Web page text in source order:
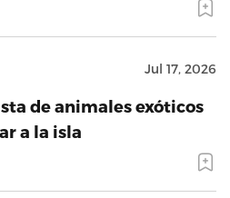
Jul 17, 2026
de animales exóticos
a la isla